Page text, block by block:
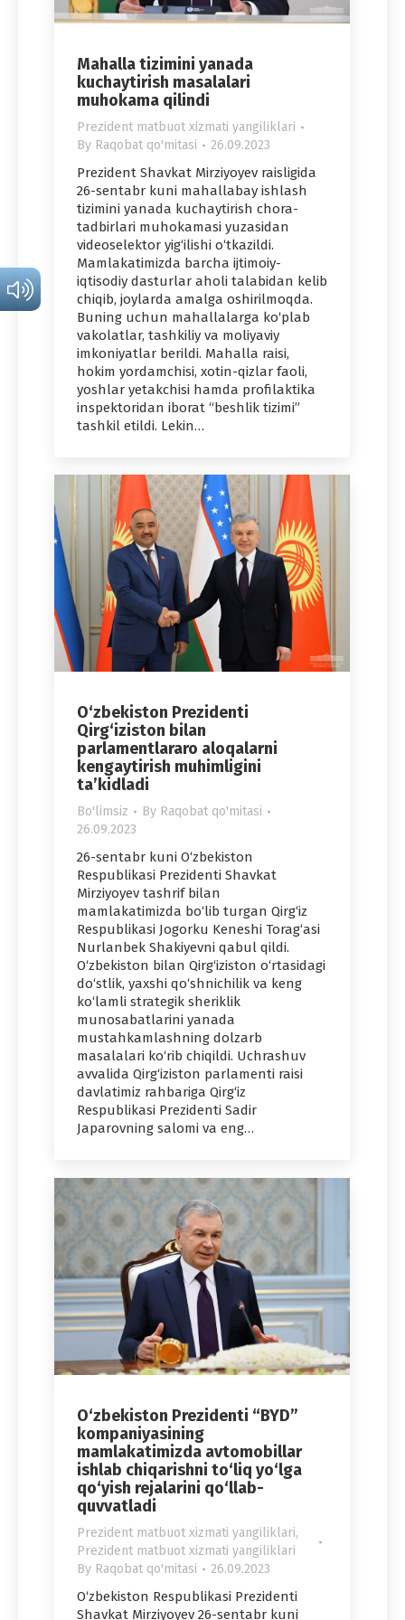
Mahalla tizimini yanada
kuchaytirish masalalari
muhokama qilindi
Prezident matbuot xizmati yangiliklari
By Raqobat qo'mitasi 26.09.2023
Prezident Shavkat Mirziyoyev raisligida
26-sentabr kuni mahallabay ishlash
tizimini yanada kuchaytirish chora-
tadbirlari muhokamasi yuzasidan
videoselektor yig‘ilishi o‘tkazildi.
Mamlakatimizda barcha ijtimoiy-
iqtisodiy dasturlar aholi talabidan kelib
chiqib, joylarda amalga oshirilmoqda.
Buning uchun mahallalarga ko‘plab
vakolatlar, tashkiliy va moliyaviy
imkoniyatlar berildi. Mahalla raisi,
hokim yordamchisi, xotin-qizlar faoli,
yoshlar yetakchisi hamda profilaktika
inspektoridan iborat “beshlik tizimi”
tashkil etildi. Lekin…
O‘zbekiston Prezidenti
Qirg‘iziston bilan
parlamentlararo aloqalarni
kengaytirish muhimligini
ta’kidladi
Bo'limsiz By Raqobat qo'mitasi
26.09.2023
26-sentabr kuni O‘zbekiston
Respublikasi Prezidenti Shavkat
Mirziyoyev tashrif bilan
mamlakatimizda bo‘lib turgan Qirg‘iz
Respublikasi Jogorku Keneshi Torag‘asi
Nurlanbek Shakiyevni qabul qildi.
O‘zbekiston bilan Qirg‘iziston o‘rtasidagi
do‘stlik, yaxshi qo‘shnichilik va keng
ko‘lamli strategik sheriklik
munosabatlarini yanada
mustahkamlashning dolzarb
masalalari ko‘rib chiqildi. Uchrashuv
avvalida Qirg‘iziston parlamenti raisi
davlatimiz rahbariga Qirg‘iz
Respublikasi Prezidenti Sadir
Japarovning salomi va eng…
O‘zbekiston Prezidenti “BYD”
kompaniyasining
mamlakatimizda avtomobillar
ishlab chiqarishni to‘liq yo‘lga
qo‘yish rejalarini qo‘llab-
quvvatladi
Prezident matbuot xizmati yangiliklari,
Prezident matbuot xizmati yangiliklari
By Raqobat qo'mitasi 26.09.2023
O‘zbekiston Respublikasi Prezidenti
Shavkat Mirziyoyev 26-sentabr kuni